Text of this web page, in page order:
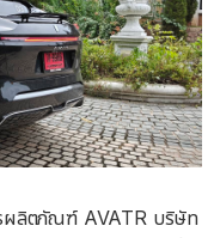
รผลิตภัณฑ์ AVATR บริษัท